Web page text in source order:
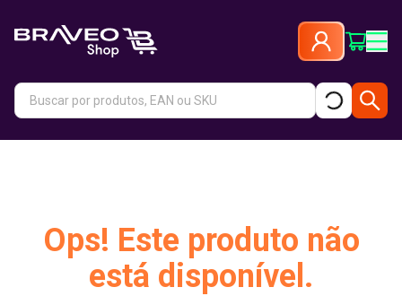
Ops! Este produto não
está disponível.